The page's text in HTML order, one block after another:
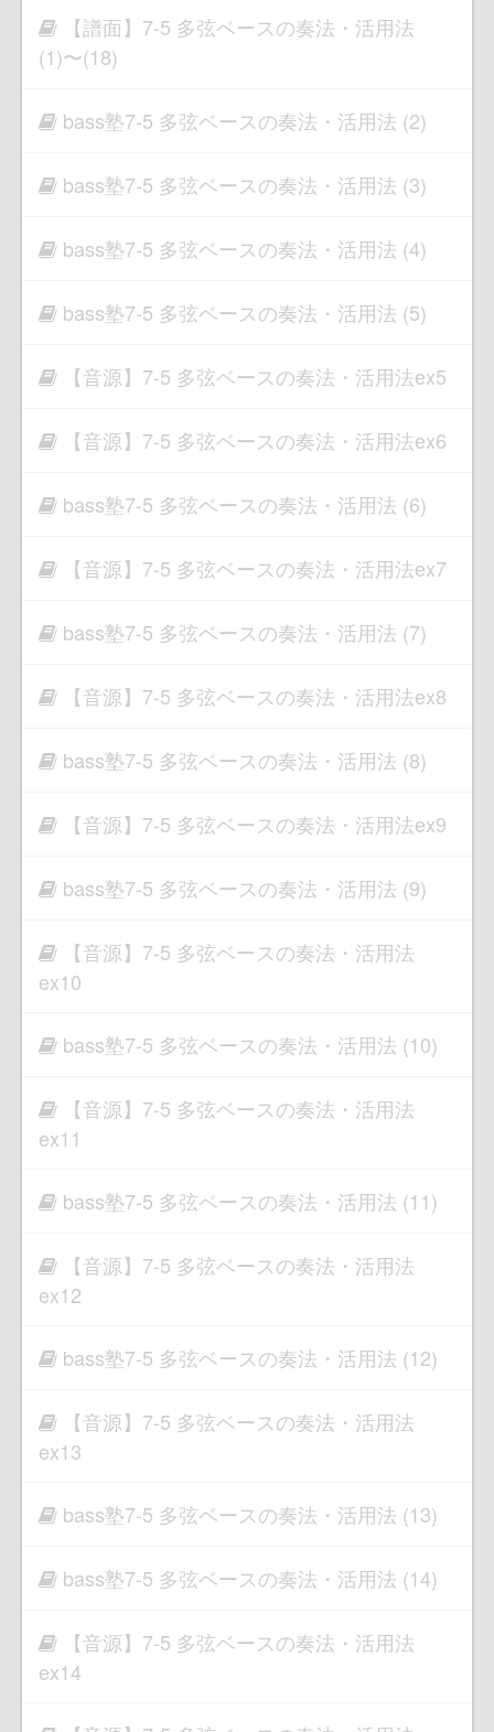
【譜面】7-5 多弦ベースの奏法・活用法
(1)〜(18)
bass塾7-5 多弦ベースの奏法・活用法 (2)
bass塾7-5 多弦ベースの奏法・活用法 (3)
bass塾7-5 多弦ベースの奏法・活用法 (4)
bass塾7-5 多弦ベースの奏法・活用法 (5)
【音源】7-5 多弦ベースの奏法・活用法ex5
【音源】7-5 多弦ベースの奏法・活用法ex6
bass塾7-5 多弦ベースの奏法・活用法 (6)
【音源】7-5 多弦ベースの奏法・活用法ex7
bass塾7-5 多弦ベースの奏法・活用法 (7)
【音源】7-5 多弦ベースの奏法・活用法ex8
bass塾7-5 多弦ベースの奏法・活用法 (8)
【音源】7-5 多弦ベースの奏法・活用法ex9
bass塾7-5 多弦ベースの奏法・活用法 (9)
【音源】7-5 多弦ベースの奏法・活用法
ex10
bass塾7-5 多弦ベースの奏法・活用法 (10)
【音源】7-5 多弦ベースの奏法・活用法
ex11
bass塾7-5 多弦ベースの奏法・活用法 (11)
【音源】7-5 多弦ベースの奏法・活用法
ex12
bass塾7-5 多弦ベースの奏法・活用法 (12)
【音源】7-5 多弦ベースの奏法・活用法
ex13
bass塾7-5 多弦ベースの奏法・活用法 (13)
bass塾7-5 多弦ベースの奏法・活用法 (14)
【音源】7-5 多弦ベースの奏法・活用法
ex14